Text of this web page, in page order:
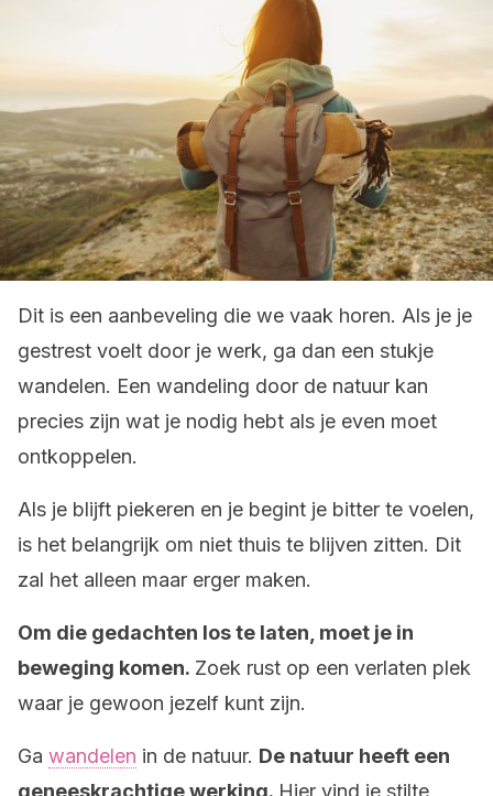
Dit is een aanbeveling die we vaak horen. Als je je
gestrest voelt door je werk, ga dan een stukje
wandelen. Een wandeling door de natuur kan
precies zijn wat je nodig hebt als je even moet
ontkoppelen.
Als je blijft piekeren en je begint je bitter te voelen,
is het belangrijk om niet thuis te blijven zitten. Dit
zal het alleen maar erger maken.
Om die gedachten los te laten, moet je in
beweging komen. Zoek rust op een verlaten plek
waar je gewoon jezelf kunt zijn.
Ga wandelen in de natuur. De natuur heeft een
geneeskrachtige werking. Hier vind je stilte,